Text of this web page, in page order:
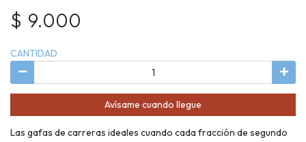
$ 9.000
CANTIDAD
Avísame cuando llegue
Las gafas de carreras ideales cuando cada fracción de segundo